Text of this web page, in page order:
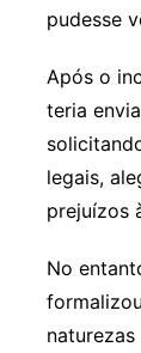
pudesse
Após o
teria
legais,
prejuízos
No